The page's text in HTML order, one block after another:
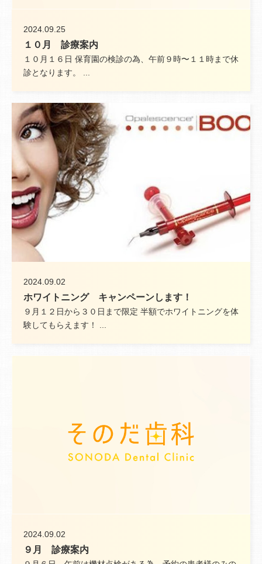
2024.09.25
１０月 診療案内
１０月１６日 保育園の検診の為、午前９時〜１１時まで休
診となります。 ...
2024.09.02
ホワイトニング キャンペーンします！
９月１２日から３０日まで限定 半額でホワイトニングを体
験してもらえます！ ...
2024.09.02
９月 診療案内